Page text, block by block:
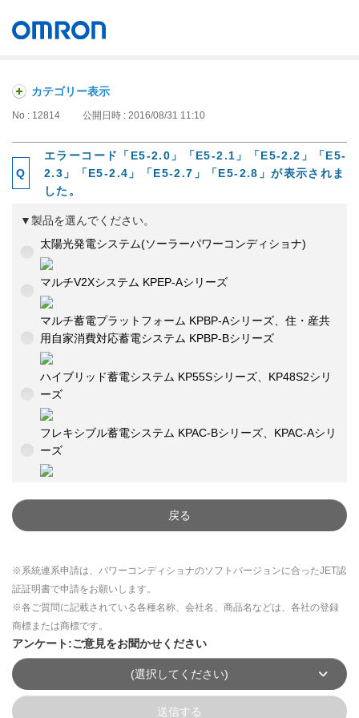
カテゴリー表示
No : 12814 公開日時 : 2016/08/31 11:10
エラーコード「E5-2.0」「E5-2.1」「E5-2.2」「E5-
2.3」「E5-2.4」「E5-2.7」「E5-2.8」が表示されま
した。
▼製品を選んでください。
太陽光発電システム(ソーラーパワーコンディショナ)
マルチV2Xシステム KPEP-Aシリーズ
マルチ蓄電プラットフォーム KPBP-Aシリーズ、住・産共
用自家消費対応蓄電システム KPBP-Bシリーズ
ハイブリッド蓄電システム KP55Sシリーズ、KP48S2シリ
ーズ
フレキシブル蓄電システム KPAC-Bシリーズ、KPAC-Aシリ
ーズ
戻る
※系統連系申請は、パワーコンディショナのソフトバージョンに合ったJET認
証証明書で申請をお願いします。
※各ご質問に記載されている各種名称、会社名、商品名などは、各社の登録
商標または商標です。
アンケート:ご意見をお聞かせください
(選択してください)
送信する